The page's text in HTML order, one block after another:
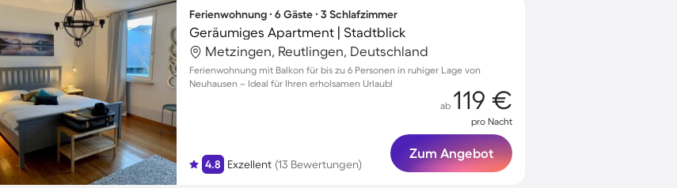
Ferienwohnung ∙ 6 Gäste ∙ 3 Schlafzimmer
Geräumiges Apartment | Stadtblick
Metzingen, Reutlingen, Deutschland
Ferienwohnung mit Balkon für bis zu 6 Personen in ruhiger Lage von
Neuhausen – Ideal für Ihren erholsamen Urlaub!
4.8 Exzellent (13 Bewertungen)
ab 119 €
pro Nacht
Zum Angebot